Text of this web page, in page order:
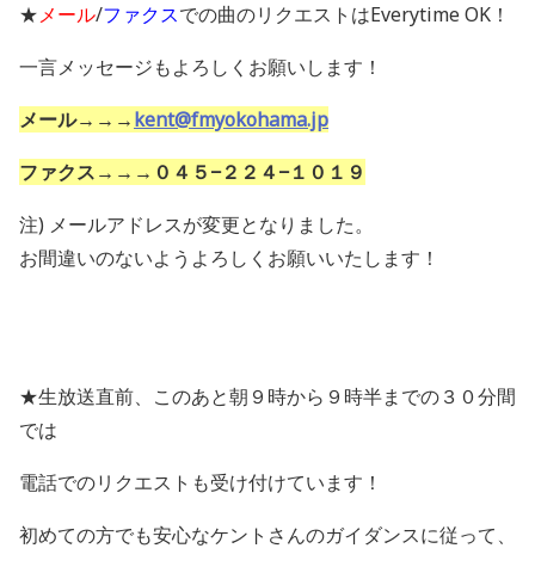
★メール/ファクスでの曲のリクエストはEverytime OK！
一言メッセージもよろしくお願いします！
メール→→→kent@fmyokohama.jp
ファクス→→→０４５−２２４−１０１９
注) メールアドレスが変更となりました。
お間違いのないようよろしくお願いいたします！
★生放送直前、このあと朝９時から９時半までの３０分間
では
電話でのリクエストも受け付けています！
初めての方でも安心なケントさんのガイダンスに従って、